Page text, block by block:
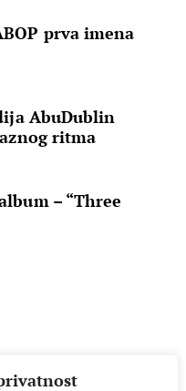
prva imena
AbuDublin
ritma
– “Three